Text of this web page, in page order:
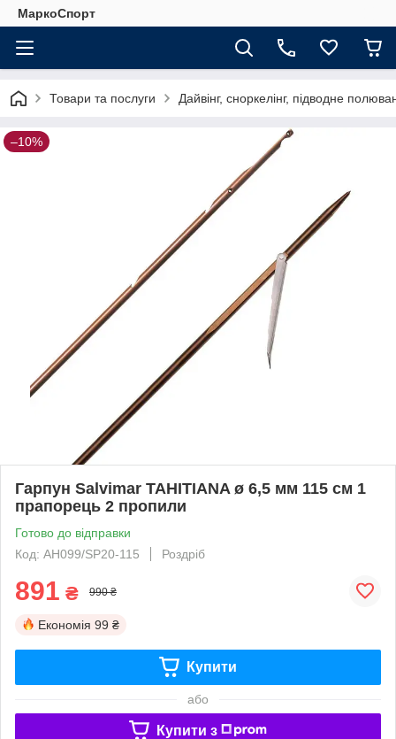
МаркоСпорт
Товари та послуги Дайвінг, сноркелінг, підводне
–10%
Гарпун Salvimar TAHITIANA ø 6,5 мм 115 см 1
прапорець 2 пропили
Готово до відправки
Код: AH099/SP20-115
Роздріб
891 ₴ 990 ₴
Економія 99 ₴
Купити
або
Купити з